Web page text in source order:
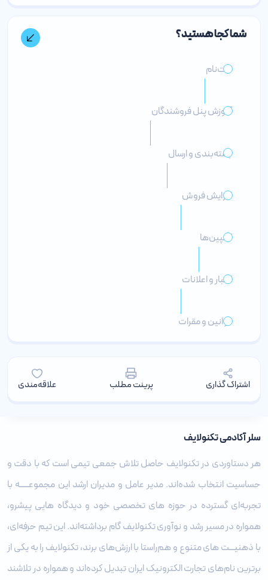
شما کجا هستید؟
ثبت‌نام
آموزش پنل فروشندگان
بسته‌بندی و ارسال
افزایش فروش
کمپین‌ها
اخبار و اعلانات
قوانین و مقرات
اشتراک گذاری پرینت مطلب علاقه‌مندی
سلر آکادمی تکنولایف
هر دستاوردی در تکنولایف حاصل تلاش جمعی تیمی است که با دقت و
حساسیت انتخاب شده‌اند. مدیر عامل و مدیران ارشد این مجموعـــــه با
تجربه‌ای گسترده در حوزه‌ های تخصصی خود و دیدگاه ‌هایی پیشرو،
همواره در مسیر رشد و نوآوری تکنولایف گام برداشته‌اند. این تیم حرفه‌ای،
با ذهنیـــت‌ های متنوع و هم‌راستا با ارزش‌های برند، تکنولایف را به یکی از
برترین نام‌های تجارت الکترونیک ایران تبدیل کرده‌اند و همواره در تلاشند